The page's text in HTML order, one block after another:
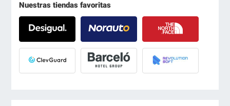
Nuestras tiendas favoritas